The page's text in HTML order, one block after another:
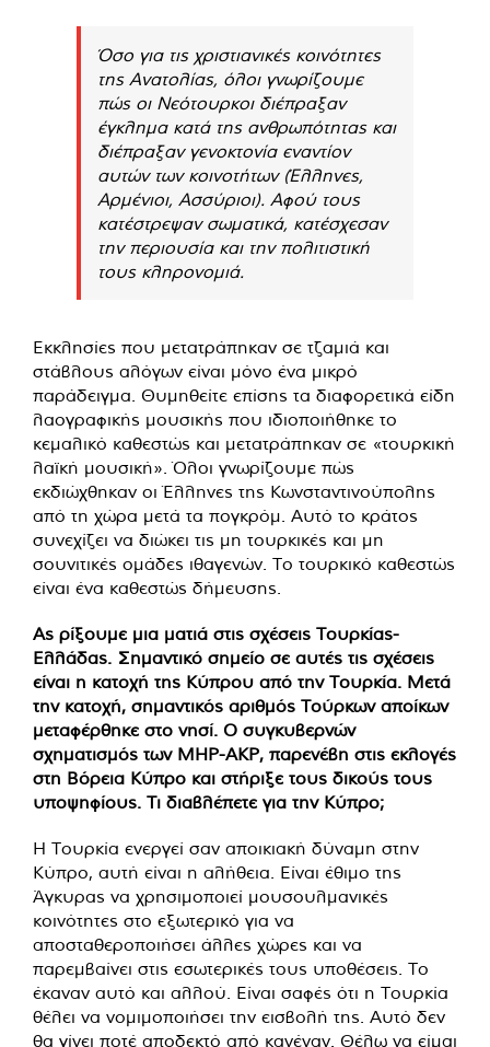
Όσο για τις χριστιανικές κοινότητες
της Ανατολίας, όλοι γνωρίζουμε
πώς οι Νεότουρκοι διέπραξαν
έγκλημα κατά της ανθρωπότητας και
διέπραξαν γενοκτονία εναντίον
αυτών των κοινοτήτων (Έλληνες,
Αρμένιοι, Ασσύριοι). Αφού τους
κατέστρεψαν σωματικά, κατέσχεσαν
την περιουσία και την πολιτιστική
τους κληρονομιά.
Εκκλησίες που μετατράπηκαν σε τζαμιά και
στάβλους αλόγων είναι μόνο ένα μικρό
παράδειγμα. Θυμηθείτε επίσης τα διαφορετικά είδη
λαογραφικής μουσικής που ιδιοποιήθηκε το
κεμαλικό καθεστώς και μετατράπηκαν σε «τουρκική
λαϊκή μουσική». Όλοι γνωρίζουμε πώς
εκδιώχθηκαν οι Έλληνες της Κωνσταντινούπολης
από τη χώρα μετά τα πογκρόμ. Αυτό το κράτος
συνεχίζει να διώκει τις μη τουρκικές και μη
σουνιτικές ομάδες ιθαγενών. Το τουρκικό καθεστώς
είναι ένα καθεστώς δήμευσης.
Ας ρίξουμε μια ματιά στις σχέσεις Τουρκίας-
Ελλάδας. Σημαντικό σημείο σε αυτές τις σχέσεις
είναι η κατοχή της Κύπρου από την Τουρκία. Μετά
την κατοχή, σημαντικός αριθμός Τούρκων αποίκων
μεταφέρθηκε στο νησί. Ο συγκυβερνών
σχηματισμός των MHP-AKP, παρενέβη στις εκλογές
στη Βόρεια Κύπρο και στήριξε τους δικούς τους
υποψηφίους. Τι διαβλέπετε για την Κύπρο;
Η Τουρκία ενεργεί σαν αποικιακή δύναμη στην
Κύπρο, αυτή είναι η αλήθεια. Είναι έθιμο της
Άγκυρας να χρησιμοποιεί μουσουλμανικές
κοινότητες στο εξωτερικό για να
αποσταθεροποιήσει άλλες χώρες και να
παρεμβαίνει στις εσωτερικές τους υποθέσεις. Το
έκαναν αυτό και αλλού. Είναι σαφές ότι η Τουρκία
θέλει να νομιμοποιήσει την εισβολή της. Αυτό δεν
θα γίνει ποτέ αποδεκτό από κανέναν. Θέλω να είμαι